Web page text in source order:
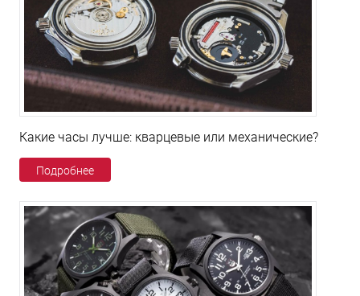
Какие часы лучше: кварцевые или механические?
Подробнее